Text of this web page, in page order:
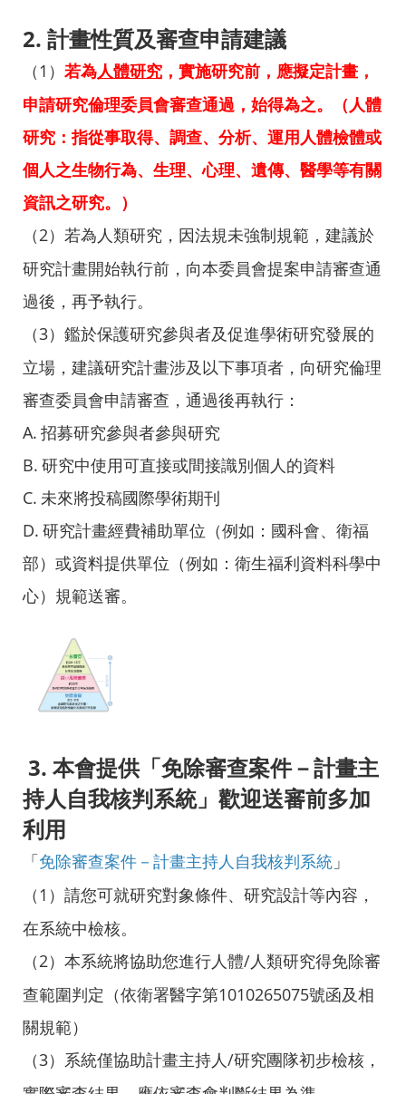
2. 計畫性質及審查申請建議
（ 1 ） 若為人體研究 ，實施研究前，應擬定計畫，
申請研究倫理委員會審查通過，始得為之。（人體
研究：指從事取得、調查、分析、運用人體檢體或
個人之生物行為、生理、心理、遺傳、醫學等有關
資訊之研究。）
（2） 若為人類研究，因法規未強制規範，建議於
研究計畫開始執行前，向本委員會提案申請審查通
過後，再予執行。
（3） 鑑於保護研究參與者及促進學術研究發展的
立場，建議研究計畫涉及以下事項者，向研究倫理
審查委員會申請審查，通過後再執行：
A. 招募研究參與者參與研究
B. 研究中使用可直接或間接識別個人的資料
C. 未來將投稿國際學術期刊
D. 研究計畫經費補助單位（例如：國科會、衛福
部）或資料提供單位（例如：衛生福利資料科學中
心）規範送審。
3. 本會提供「免除審查案件－計畫主
持人自我核判系統」歡迎送審前多加
利用
「免除審查案件－計畫主持人自我核判系統 」
（ 1 ） 請您可就研究對象條件、研究設計等內容，
在系統中檢核。
（2） 本系統將協助您進行人體/人類研究得免除審
查範圍判定（依衛署醫字第1010265075號函及相
關規範）
（3） 系統僅協助計畫主持人/研究團隊初步檢核，